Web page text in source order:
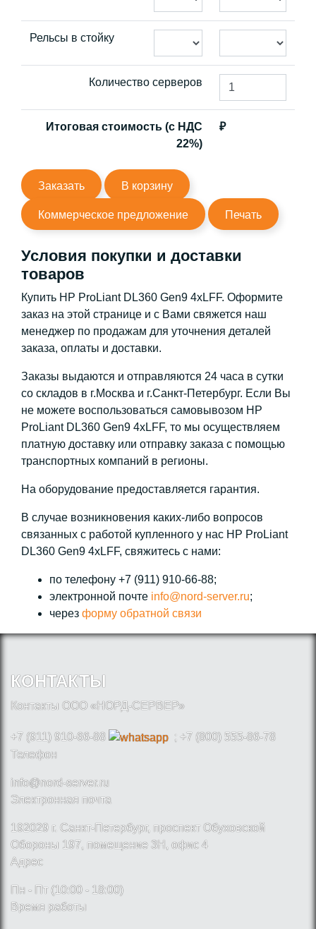
Рельсы в стойку
Количество серверов
Итоговая стоимость (с НДС
22%)
₽
Заказать В корзину
Коммерческое предложение Печать
Условия покупки и доставки
товаров
Купить HP ProLiant DL360 Gen9 4xLFF. Оформите
заказ на этой странице и с Вами свяжется наш
менеджер по продажам для уточнения деталей
заказа, оплаты и доставки.
Заказы выдаются и отправляются 24 часа в сутки
со складов в г.Москва и г.Санкт-Петербург. Если Вы
не можете воспользоваться самовывозом HP
ProLiant DL360 Gen9 4xLFF, то мы осуществляем
платную доставку или отправку заказа с помощью
транспортных компаний в регионы.
На оборудование предоставляется гарантия.
В случае возникновения каких-либо вопросов
связанных с работой купленного у нас HP ProLiant
DL360 Gen9 4xLFF, свяжитесь с нами:
по телефону +7 (911) 910-66-88;
электронной почте info@nord-server.ru;
через форму обратной связи
КОНТАКТЫ
Контакты ООО «НОРД-СЕРВЕР»
+7 (911) 910-66-88
; +7 (800) 555-86-78
Телефон
info@nord-server.ru
Электронная почта
192029 г. Санкт-Петербург, проспект Обуховской
Обороны 197, помещение 3Н, офис 4
Адрес
Пн - Пт (10:00 - 18:00)
Время работы